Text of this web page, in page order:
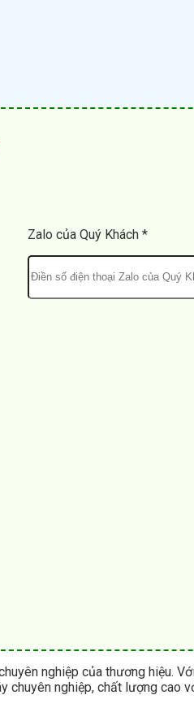
Zalo của Quý Khách *
nghiệp của thương hiệu.
nghiệp, chất lượng cao